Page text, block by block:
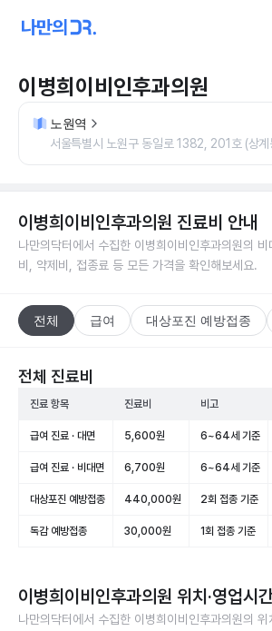
이병희이비인후과의원
노원역
서울특별시 노원구 동일로 1382, 201호 (상계
이병희이비인후과의원 진료비 안내
나만의닥터에서 수집한 이병희이비인후과의원의 비
비, 약제비, 접종료 등 모든 가격을 확인해보세요.
전체 급여 대상포진 예방접종
전체 진료비
진료 항목 진료비 비고
급여 진료 · 대면 5,600원 6~64세 기준
급여 진료 · 비대면 6,700원 6~64세 기준
대상포진 예방접종 440,000원 2회 접종 기준
독감 예방접종 30,000원 1회 접종 기준
이병희이비인후과의원 위치·영업시
나만의닥터에서 수집한 이병희이비인후과의원의 위